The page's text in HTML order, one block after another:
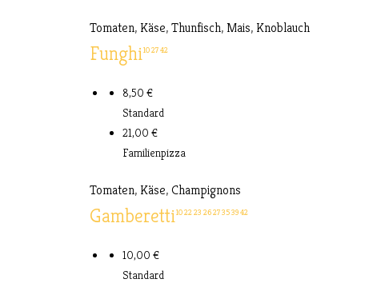
Tomaten, Käse, Thunfisch, Mais, Knoblauch
Funghi102742
8,50 €
Standard
21,00 €
Familienpizza
Tomaten, Käse, Champignons
Gamberetti102223 2627353942
10,00 €
Standard